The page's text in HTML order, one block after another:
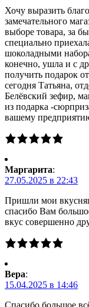
Хочу выразить
замечательного
выборе товара, за
специально
шоколадными
конечно, ушла и с
получить подарок
сегодня Татьяна,
Белёвский зефир,
из подарка -
вашему
Маргарита:
27.05.2025 в 22:43
Пришли мои
спасибо Вам
вкус совершенно
Вера:
15.04.2025 в 14:46
Спасибо большое